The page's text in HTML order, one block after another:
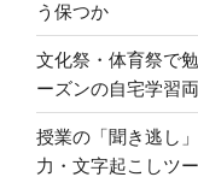
う保つか
文化祭・体育祭で
ーズンの自宅学習
授業の「聞き逃し
力・文字起こしツ